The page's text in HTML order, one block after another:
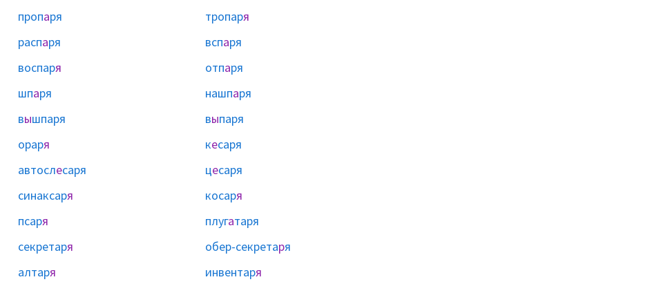
пропаря тропаря
распаря вспаря
воспаря отпаря
шпаря нашпаря
вышпаря выпаря
ораря кесаря
автослесаря цесаря
синаксаря косаря
псаря плугатаря
секретаря обер-секретаря
алтаря инвентаря